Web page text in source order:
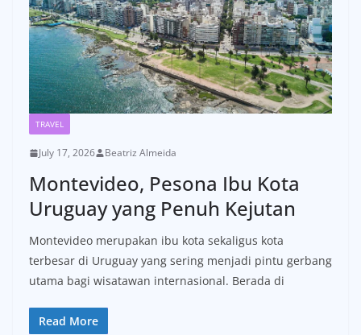
TRAVEL
July 17, 2026 Beatriz Almeida
Montevideo, Pesona Ibu Kota
Uruguay yang Penuh Kejutan
Montevideo merupakan ibu kota sekaligus kota
terbesar di Uruguay yang sering menjadi pintu gerbang
utama bagi wisatawan internasional. Berada di
Read More